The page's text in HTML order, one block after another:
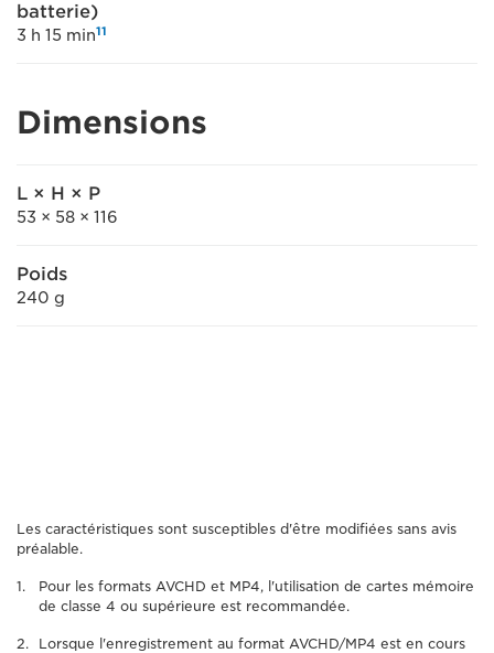
batterie)
3 h 15 min11
Dimensions
L × H × P
53 × 58 × 116
Poids
240 g
Les caractéristiques sont susceptibles d'être modifiées sans avis
préalable.
Pour les formats AVCHD et MP4, l'utilisation de cartes mémoire
de classe 4 ou supérieure est recommandée.
Lorsque l'enregistrement au format AVCHD/MP4 est en cours